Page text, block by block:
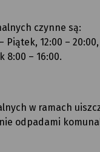
czynne są:
12:00 –
8:00 – 16:00.
w ramach
odpadami